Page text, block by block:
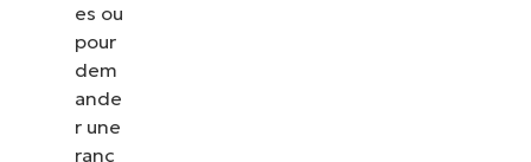
es ou
pour
dem
ande
r une
ranç